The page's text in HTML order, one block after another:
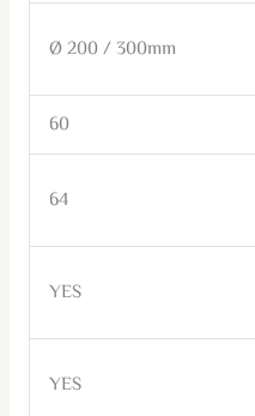
Ø 200 / 300mm
60
64
YES
YES